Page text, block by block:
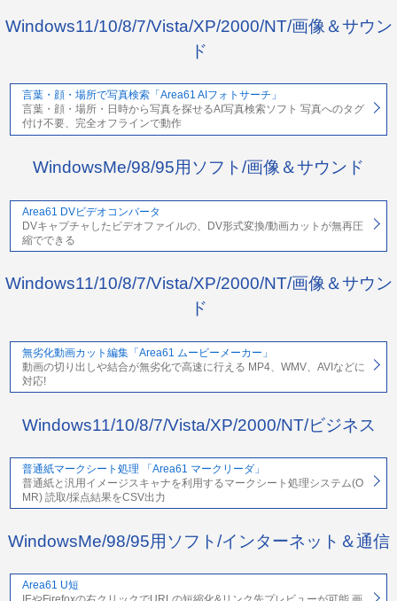
Windows11/10/8/7/Vista/XP/2000/NT/画像＆サウン
ド
言葉・顔・場所で写真検索「Area61 AIフォトサーチ」
言葉・顔・場所・日時から写真を探せるAI写真検索ソフト 写真へのタグ
付け不要、完全オフラインで動作
WindowsMe/98/95用ソフト/画像＆サウンド
Area61 DVビデオコンバータ
DVキャプチャしたビデオファイルの、DV形式変換/動画カットが無再圧
縮でできる
Windows11/10/8/7/Vista/XP/2000/NT/画像＆サウン
ド
無劣化動画カット編集「Area61 ムービーメーカー」
動画の切り出しや結合が無劣化で高速に行える MP4、WMV、AVIなどに
対応!
Windows11/10/8/7/Vista/XP/2000/NT/ビジネス
普通紙マークシート処理 「Area61 マークリーダ」
普通紙と汎用イメージスキャナを利用するマークシート処理システム(O
MR) 読取/採点結果をCSV出力
WindowsMe/98/95用ソフト/インターネット＆通信
Area61 U短